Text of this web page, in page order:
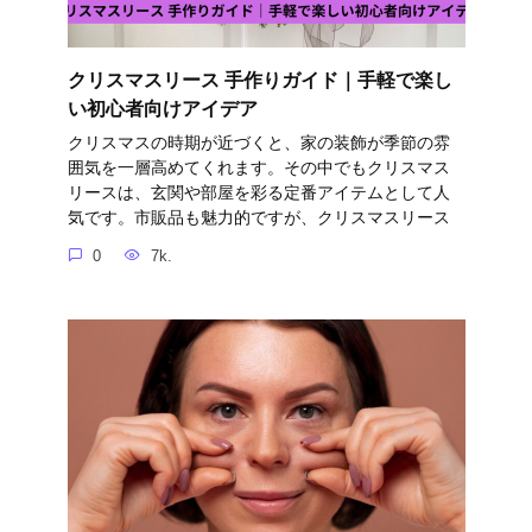
クリスマスリース 手作りガイド｜手軽で楽し
い初心者向けアイデア
クリスマスの時期が近づくと、家の装飾が季節の雰
囲気を一層高めてくれます。その中でもクリスマス
リースは、玄関や部屋を彩る定番アイテムとして人
気です。市販品も魅力的ですが、クリスマスリース
0 7k.